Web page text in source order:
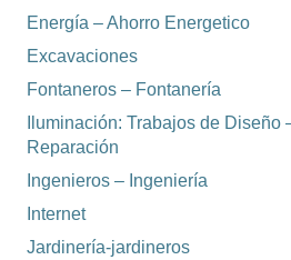
Energía – Ahorro Energetico
Excavaciones
Fontaneros – Fontanería
Iluminación: Trabajos de Diseño
Reparación
Ingenieros – Ingeniería
Internet
Jardinería-jardineros